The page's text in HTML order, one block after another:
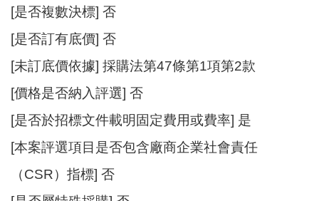
安
全
政
策
[是否複數決標] 否
[是否訂有底價] 否
[未訂底價依據] 採購法第47條第1項第2款
[價格是否納入評選] 否
[是否於招標文件載明固定費用或費率] 是
[本案評選項目是否包含廠商企業社會責任
（CSR）指標] 否